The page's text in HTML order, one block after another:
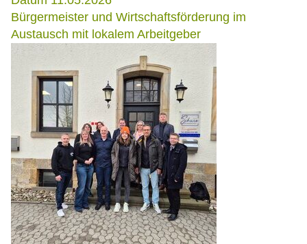
Bürgermeister und Wirtschaftsförderung im
Austausch mit lokalem Arbeitgeber